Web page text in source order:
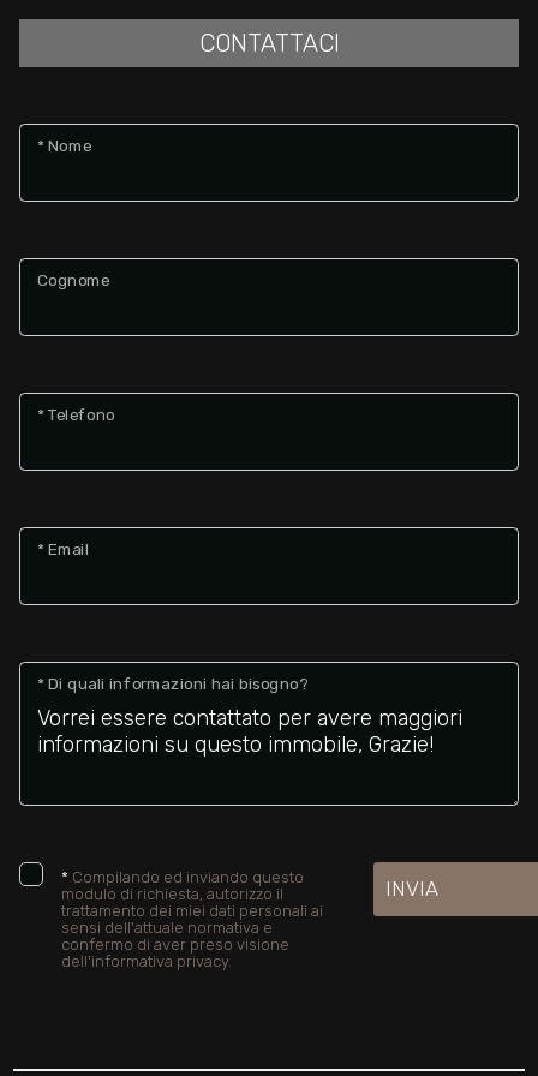
CONTATTACI
* Nome
Cognome
* Telefono
* Email
* Di quali informazioni hai bisogno?
* Compilando ed inviando questo
modulo di richiesta, autorizzo il
trattamento dei miei dati personali ai
sensi dell'attuale normativa e
confermo di aver preso visione
dell'informativa privacy.
INVIA